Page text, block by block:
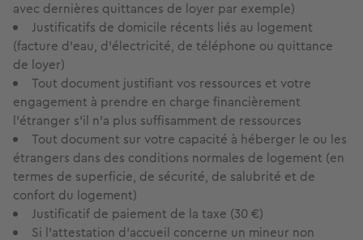
avec dernières quittances de loyer par exemple)
Justificatifs de domicile récents liés au logement
(facture d'eau, d'électricité, de téléphone ou quittance
de loyer)
Tout document justifiant vos ressources et votre
engagement à prendre en charge financièrement
l'étranger s'il n'a plus suffisamment de ressources
Tout document sur votre capacité à héberger le ou les
étrangers dans des conditions normales de logement (en
termes de superficie, de sécurité, de salubrité et de
confort du logement)
Justificatif de paiement de la taxe (30 €)
Si l'attestation d'accueil concerne un mineur non